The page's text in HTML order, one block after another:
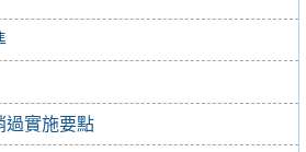
過實施要點